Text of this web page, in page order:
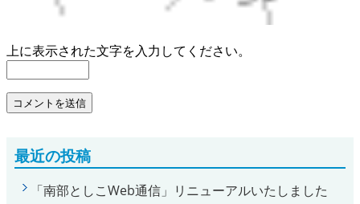
上に表示された文字を入力してください。
最近の投稿
「南部としこWeb通信」リニューアルいたしました